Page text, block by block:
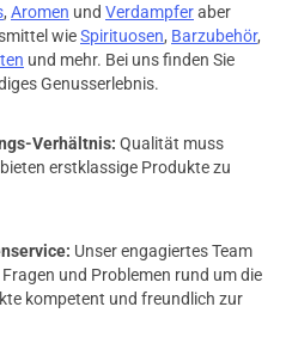
, Aromen und Verdampferaber
wieSpirituosen, Barzubehör,
und mehr. Bei uns finden Sie
Genusserlebnis.
Verhältnis: Qualität muss
erstklassige Produkte zu
Unser engagiertes Team
und Problemen rund um die
kompetent und freundlich zur